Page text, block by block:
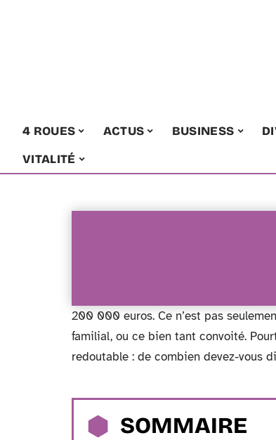
4 ROUES ACTUS BUSINESS
VITALITÉ
200 000 euros. Ce n’est pas
familial, ou ce bien tant convoité.
redoutable : de combien devez-vous
SOMMAIRE